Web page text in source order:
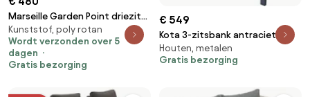
Marseille Garden Point driezits
technorattan bank in bruin
Kunststof, poly rotan
Wordt verzonden over 5
dagen
Gratis bezorging
€ 549
Kota 3-zitsbank antraciet
aluminium
Houten, metalen
Gratis bezorging